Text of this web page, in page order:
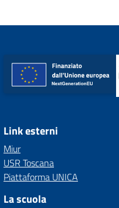
Link esterni
Miur
USR Toscana
Piattaforma UNICA
La scuola